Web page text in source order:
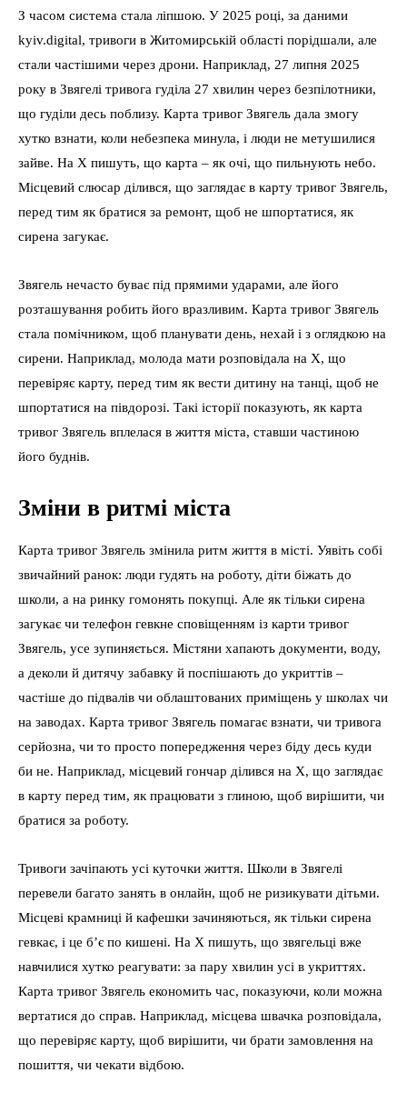
З часом система стала ліпшою. У 2025 році, за даними
kyiv.digital, тривоги в Житомирській області порідшали, але
стали частішими через дрони. Наприклад, 27 липня 2025
року в Звягелі тривога гуділа 27 хвилин через безпілотники,
що гуділи десь поблизу. Карта тривог Звягель дала змогу
хутко взнати, коли небезпека минула, і люди не метушилися
зайве. На X пишуть, що карта – як очі, що пильнують небо.
Місцевий слюсар ділився, що заглядає в карту тривог Звягель,
перед тим як братися за ремонт, щоб не шпортатися, як
сирена загукає.
Звягель нечасто буває під прямими ударами, але його
розташування робить його вразливим. Карта тривог Звягель
стала помічником, щоб планувати день, нехай і з оглядкою на
сирени. Наприклад, молода мати розповідала на X, що
перевіряє карту, перед тим як вести дитину на танці, щоб не
шпортатися на півдорозі. Такі історії показують, як карта
тривог Звягель вплелася в життя міста, ставши частиною
його буднів.
Зміни в ритмі міста
Карта тривог Звягель змінила ритм життя в місті. Уявіть собі
звичайний ранок: люди гудять на роботу, діти біжать до
школи, а на ринку гомонять покупці. Але як тільки сирена
загукає чи телефон гевкне сповіщенням із карти тривог
Звягель, усе зупиняється. Містяни хапають документи, воду,
а деколи й дитячу забавку й поспішають до укриттів –
частіше до підвалів чи облаштованих приміщень у школах чи
на заводах. Карта тривог Звягель помагає взнати, чи тривога
серйозна, чи то просто попередження через біду десь куди
би не. Наприклад, місцевий гончар ділився на X, що заглядає
в карту перед тим, як працювати з глиною, щоб вирішити, чи
братися за роботу.
Тривоги зачіпають усі куточки життя. Школи в Звягелі
перевели багато занять в онлайн, щоб не ризикувати дітьми.
Місцеві крамниці й кафешки зачиняються, як тільки сирена
гевкає, і це б’є по кишені. На X пишуть, що звягельці вже
навчилися хутко реагувати: за пару хвилин усі в укриттях.
Карта тривог Звягель економить час, показуючи, коли можна
вертатися до справ. Наприклад, місцева швачка розповідала,
що перевіряє карту, щоб вирішити, чи брати замовлення на
пошиття, чи чекати відбою.